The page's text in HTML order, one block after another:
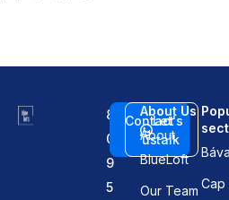
8
0
9
5
Contact
us
Let's
talk
About Us
About
BlueLoft
Our Team Cap